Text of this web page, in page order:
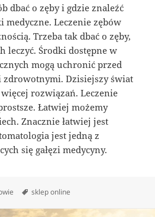
dbać o zęby i gdzie znaleźć
medyczne. Leczenie zębów
Trzeba tak dbać o zęby,
leczyć. Środki dostępne w
mogą uchronić przed
Dzisiejszy świat
rozwiązań. Leczenie
Łatwiej możemy
Znacznie łatwiej jest
jest jedną z
się gałęzi medycyny.
Tagi
sklep online